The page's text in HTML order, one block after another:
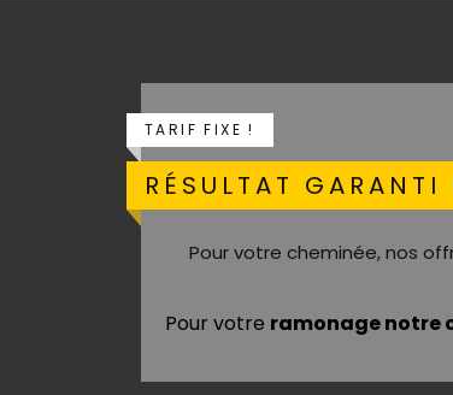
TARIF FIXE !
RÉSULTAT GARANTI
Pour votre cheminée, nos
Pour votre ramonage notre